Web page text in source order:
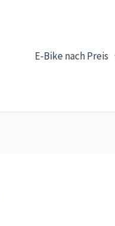
E-Bike nach Preis